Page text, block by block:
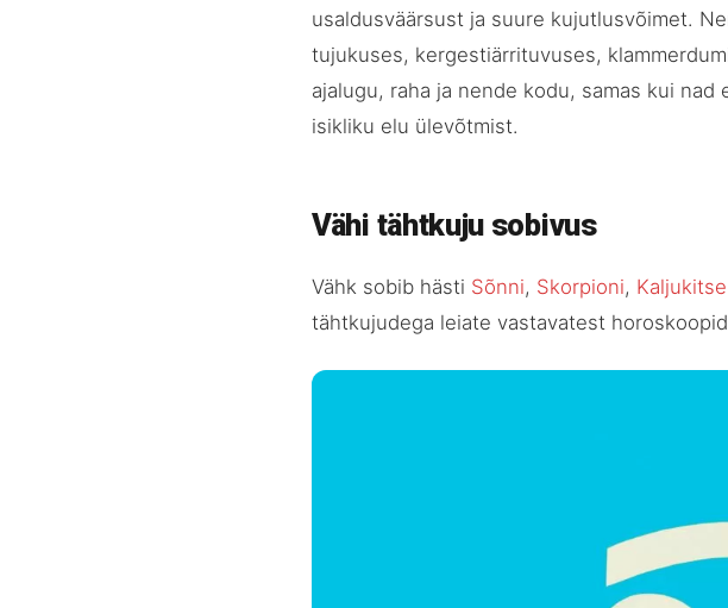
usaldusväärsust ja suure kujutlusvõimet.
tujukuses, kergestiärrituvuses,
ajalugu, raha ja nende kodu, samas kui
isikliku elu ülevõtmist.
Vähi tähtkuju sobivus
Vähk sobib hästi Sõnni, Skorpioni, Kaljukitse
tähtkujudega leiate vastavatest